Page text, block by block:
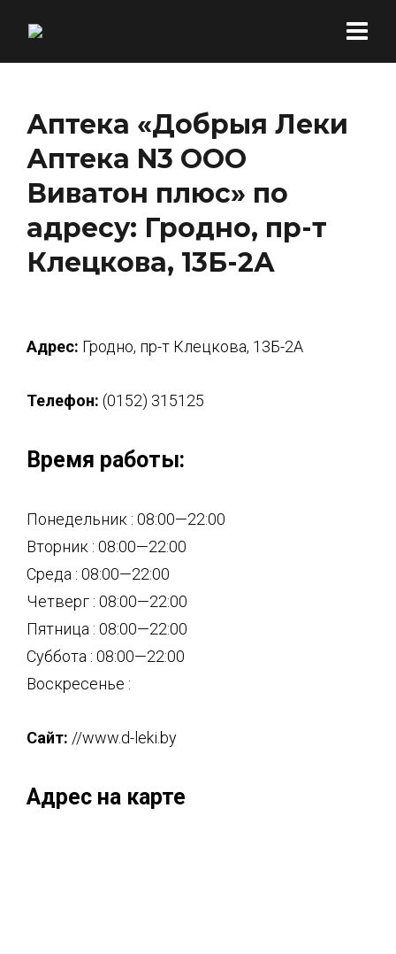
Аптека «Добрыя Леки
Аптека N3 ООО
Виватон плюс» по
адресу: Гродно, пр-т
Клецкова, 13Б-2А
Адрес: Гродно, пр-т Клецкова, 13Б-2А
Телефон: (0152) 315125
Время работы:
Понедельник : 08:00—22:00
Вторник : 08:00—22:00
Среда : 08:00—22:00
Четверг : 08:00—22:00
Пятница : 08:00—22:00
Суббота : 08:00—22:00
Воскресенье :
Сайт: //www.d-leki.by
Адрес на карте